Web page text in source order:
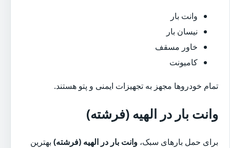
وانت بار
نیسان بار
خاور مسقف
کامیونت
تمام خودروها مجهز به تجهیزات ایمنی و پتو هستند.
وانت بار در الهیه (فرشته)
برای حمل بارهای سبک، وانت بار در الهیه (فرشته) بهترین